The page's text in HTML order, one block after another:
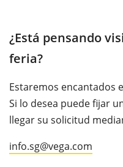
¿Está pensando
feria?
Estaremos encantados
Si lo desea puede fijar
llegar su solicitud
info.sg@vega.com